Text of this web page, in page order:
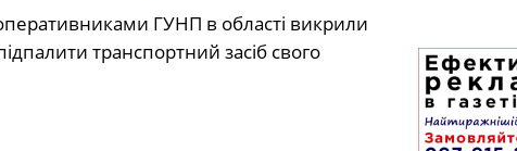
ГУНП в області викрили
транспортний засіб свого